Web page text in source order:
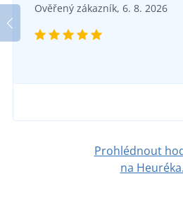
Ověřený zákazník, 6. 8. 2026
Prohlédnout
na